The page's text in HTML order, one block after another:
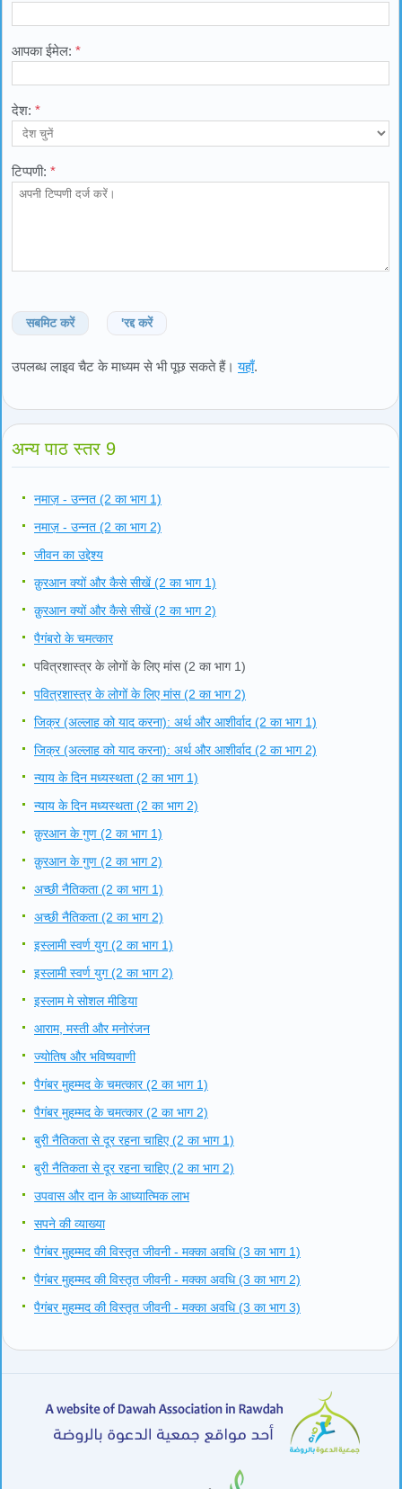
आपका ईमेल: *
देश: *
टिप्पणी: *
सबमिट करें 'रद्द करें
उपलब्ध लाइव चैट के माध्यम से भी पूछ सकते हैं।यहाँ.
अन्य पाठ स्तर 9
नमाज़ - उन्नत (2 का भाग 1)
नमाज़ - उन्नत (2 का भाग 2)
जीवन का उद्देश्य
क़ुरआन क्यों और कैसे सीखें (2 का भाग 1)
क़ुरआन क्यों और कैसे सीखें (2 का भाग 2)
पैगंबरो के चमत्कार
पवित्रशास्त्र के लोगों के लिए मांस (2 का भाग 1)
पवित्रशास्त्र के लोगों के लिए मांस (2 का भाग 2)
जिक्र (अल्लाह को याद करना): अर्थ और आशीर्वाद (2 का भाग 1)
जिक्र (अल्लाह को याद करना): अर्थ और आशीर्वाद (2 का भाग 2)
न्याय के दिन मध्यस्थता (2 का भाग 1)
न्याय के दिन मध्यस्थता (2 का भाग 2)
क़ुरआन के गुण (2 का भाग 1)
क़ुरआन के गुण (2 का भाग 2)
अच्छी नैतिकता (2 का भाग 1)
अच्छी नैतिकता (2 का भाग 2)
इस्लामी स्वर्ण युग (2 का भाग 1)
इस्लामी स्वर्ण युग (2 का भाग 2)
इस्लाम मे सोशल मीडिया
आराम, मस्ती और मनोरंजन
ज्योतिष और भविष्यवाणी
पैगंबर मुहम्मद के चमत्कार (2 का भाग 1)
पैगंबर मुहम्मद के चमत्कार (2 का भाग 2)
बुरी नैतिकता से दूर रहना चाहिए (2 का भाग 1)
बुरी नैतिकता से दूर रहना चाहिए (2 का भाग 2)
उपवास और दान के आध्यात्मिक लाभ
सपने की व्याख्या
पैगंबर मुहम्मद की विस्तृत जीवनी - मक्का अवधि (3 का भाग 1)
पैगंबर मुहम्मद की विस्तृत जीवनी - मक्का अवधि (3 का भाग 2)
पैगंबर मुहम्मद की विस्तृत जीवनी - मक्का अवधि (3 का भाग 3)